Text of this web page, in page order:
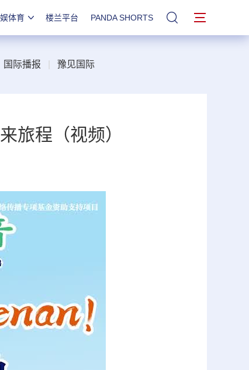
体育 楼兰平台 PANDA SHORTS 站内搜索
国际播报 豫见国际
旅程（视频）